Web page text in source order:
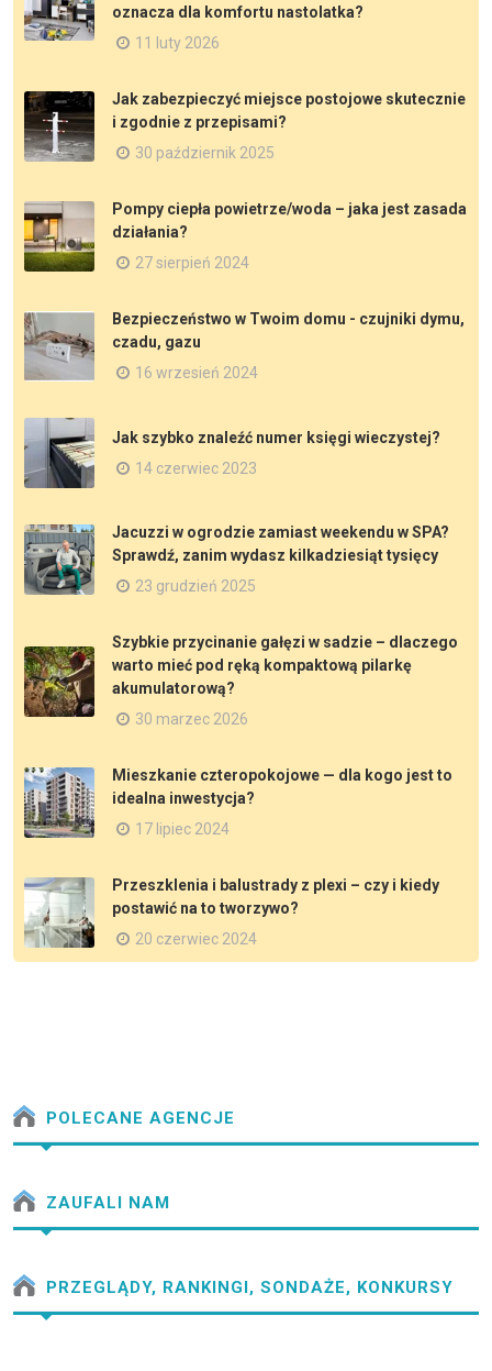
oznacza dla komfortu nastolatka?
11 luty 2026
Jak zabezpieczyć miejsce postojowe skutecznie
i zgodnie z przepisami?
30 październik 2025
Pompy ciepła powietrze/woda – jaka jest zasada
działania?
27 sierpień 2024
Bezpieczeństwo w Twoim domu - czujniki dymu,
czadu, gazu
16 wrzesień 2024
Jak szybko znaleźć numer księgi wieczystej?
14 czerwiec 2023
Jacuzzi w ogrodzie zamiast weekendu w SPA?
Sprawdź, zanim wydasz kilkadziesiąt tysięcy
23 grudzień 2025
Szybkie przycinanie gałęzi w sadzie – dlaczego
warto mieć pod ręką kompaktową pilarkę
akumulatorową?
30 marzec 2026
Mieszkanie czteropokojowe — dla kogo jest to
idealna inwestycja?
17 lipiec 2024
Przeszklenia i balustrady z plexi – czy i kiedy
postawić na to tworzywo?
20 czerwiec 2024
POLECANE AGENCJE
ZAUFALI NAM
PRZEGLĄDY, RANKINGI, SONDAŻE, KONKURSY